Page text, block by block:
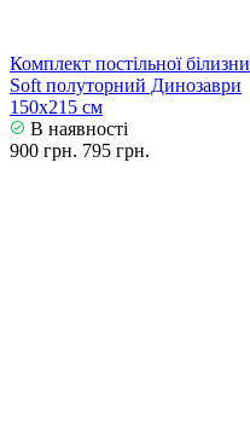
Комплект постільної білизни
Soft полуторний Динозаври
150х215 см
В наявності
900 грн. 795 грн.